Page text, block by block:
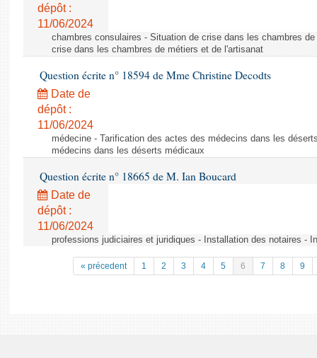
dépôt :
11/06/2024
chambres consulaires - Situation de crise dans les chambres
crise dans les chambres de métiers et de l'artisanat
Question écrite n° 18594 de Mme Christine Decodts
Date de
dépôt :
11/06/2024
médecine - Tarification des actes des médecins dans les
médecins dans les déserts médicaux
Question écrite n° 18665 de M. Ian Boucard
Date de
dépôt :
11/06/2024
professions judiciaires et juridiques - Installation des notaires -
« précedent 1 2 3 4 5 6 7 8 9